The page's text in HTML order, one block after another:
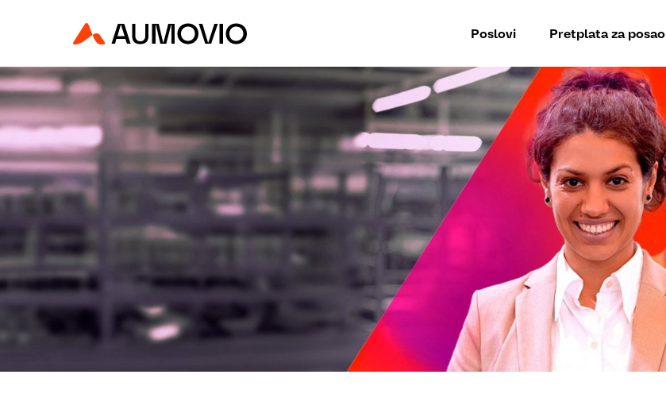
Poslovi Pretplata za posao